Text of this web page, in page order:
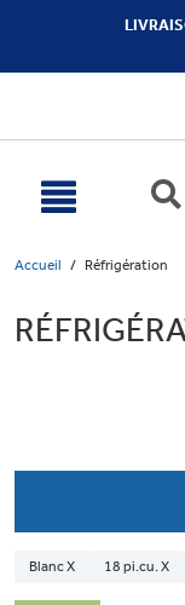
Accueil Réfrigération
Blanc X 18 pi.cu. X